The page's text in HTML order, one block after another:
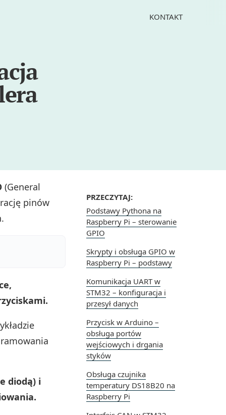
KONTAKT
PRZECZYTAJ:
Podstawy Pythona na
Raspberry Pi – sterowanie
GPIO
Skrypty i obsługa GPIO w
Raspberry Pi – podstawy
Komunikacja UART w
STM32 – konfiguracja i
przesył danych
Przycisk w Arduino –
obsługa portów
wejściowych i drgania
styków
Obsługa czujnika
temperatury DS18B20 na
Raspberry Pi
(General
pinów
diodą) i